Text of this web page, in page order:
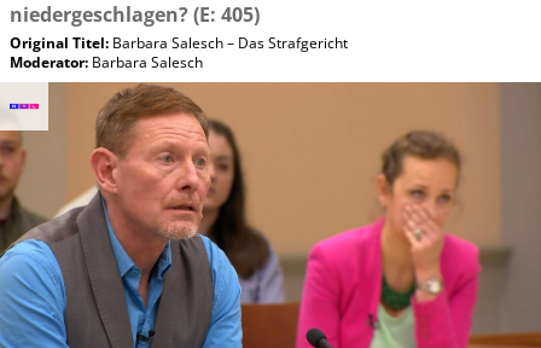
niedergeschlagen?(E: 405)
Original Titel: Barbara Salesch – Das Strafgericht
Moderator: Barbara Salesch